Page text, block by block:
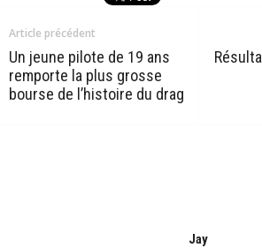
Article précédent
Un jeune pilote de 19 ans
remporte la plus grosse
bourse de l’histoire du drag
Jay